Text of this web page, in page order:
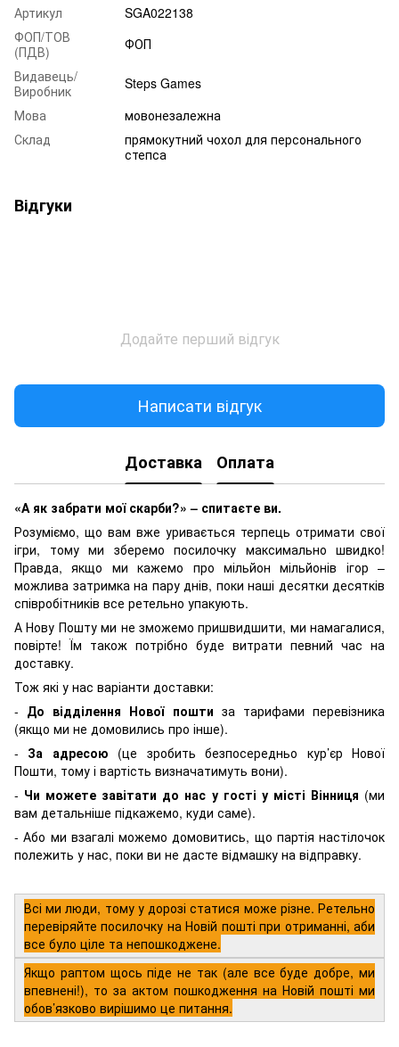
Артикул
SGA022138
ФОП/ТОВ
(ПДВ)
ФОП
Видавець/
Виробник
Steps Games
Мова
мовонезалежна
Склад
прямокутний чохол для персонального
степса
Відгуки
Додайте перший відгук
Написати відгук
Доставка Оплата
«А як забрати мої скарби?» – спитаєте ви.
Розуміємо, що вам вже уривається терпець отримати свої
ігри, тому ми зберемо посилочку максимально швидко!
Правда, якщо ми кажемо про мільйон мільйонів ігор –
можлива затримка на пару днів, поки наші десятки десятків
співробітників все ретельно упакують.
А Нову Пошту ми не зможемо пришвидшити, ми намагалися,
повірте! Їм також потрібно буде витрати певний час на
доставку.
Тож які у нас варіанти доставки:
- До відділення Нової пошти за тарифами перевізника
(якщо ми не домовились про інше).
- За адресою (це зробить безпосередньо кур’єр Нової
Пошти, тому і вартість визначатимуть вони).
- Чи можете завітати до нас у гості у місті Вінниця (ми
вам детальніше підкажемо, куди саме).
- Або ми взагалі можемо домовитись, що партія настілочок
полежить у нас, поки ви не дасте відмашку на відправку.
Всі ми люди, тому у дорозі статися може різне. Ретельно
перевіряйте посилочку на Новій пошті при отриманні, аби
все було ціле та непошкоджене.
Якщо раптом щось піде не так (але все буде добре, ми
впевнені!), то за актом пошкодження на Новій пошті ми
обов’язково вирішимо це питання.